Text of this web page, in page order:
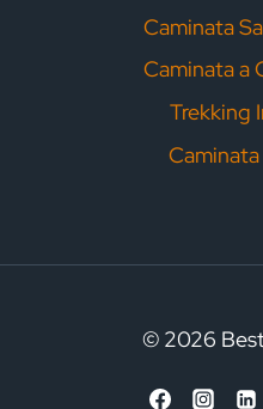
Caminata
Caminata a
Trekking
© 2026